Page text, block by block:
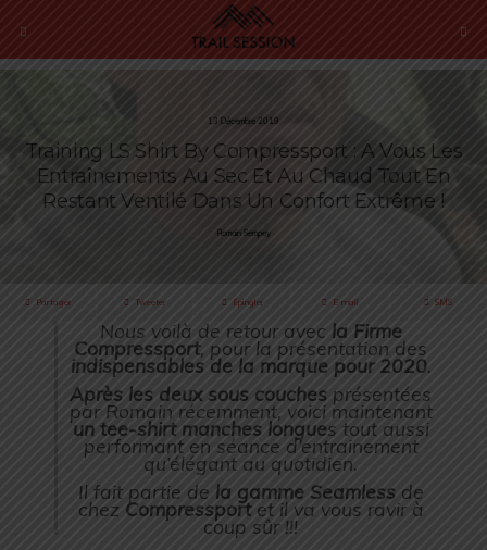
13 Décembre 2019
Training LS Shirt By Compressport : A Vous Les
Entraînements Au Sec Et Au Chaud Tout En
Restant Ventilé Dans Un Confort Extrême !
Romain Sempey
Partager Tweeter Épingler E-mail SMS
Nous voilà de retour avec la Firme
Compressport, pour la présentation des
indispensables de la marque pour 2020.
Après les deux sous couches présentées
par Romain récemment, voici maintenant
un tee-shirt manches longues tout aussi
performant en séance d’entrainement
qu’élégant au quotidien.
Il fait partie de la gamme Seamlessde
chez Compressportet il va vous ravir à
coup sûr !!!